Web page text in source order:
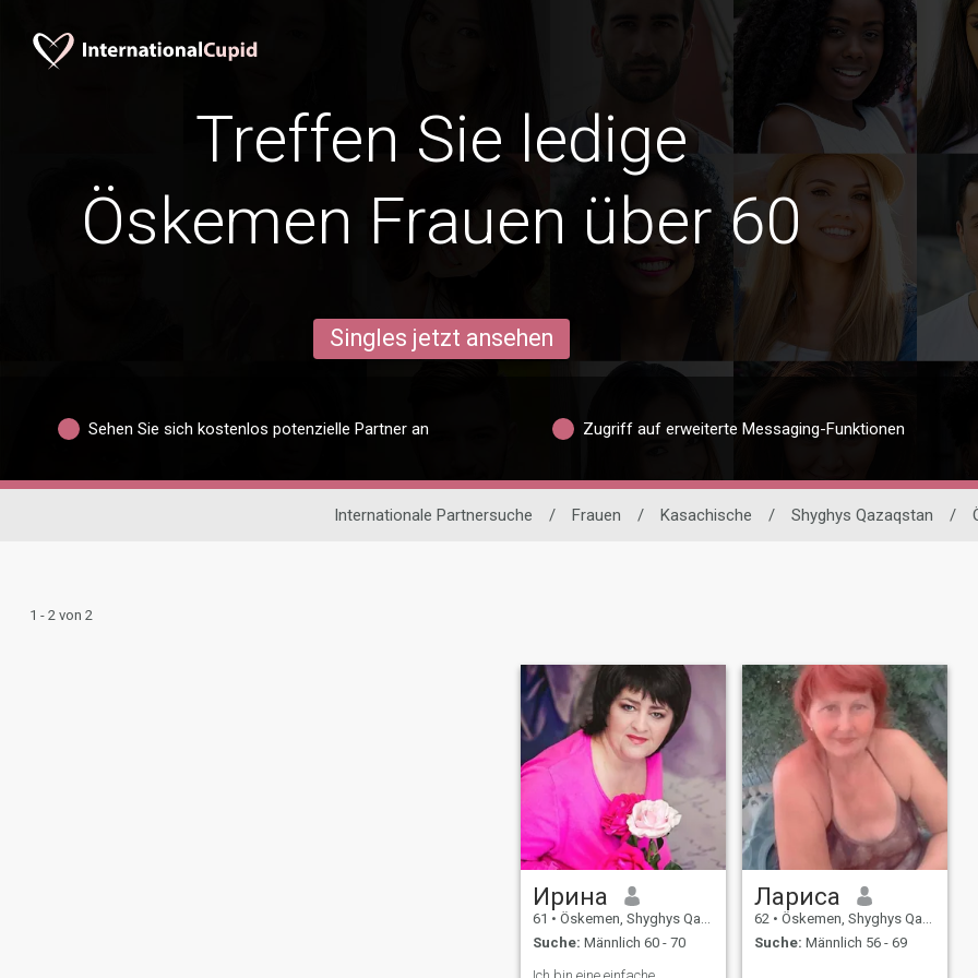
Treffen Sie ledige
Öskemen Frauen über 60
Singles jetzt ansehen
Sehen Sie sich kostenlos potenzielle Partner an Zugriff auf erweiterte Messaging-Funktionen
Internationale Partnersuche / Frauen / Kasachische / Shyghys Qazaqstan /
1 - 2 von 2
Ирина
61 • Öskemen, Shyghys Qazaqstan, Kasachstan
Suche: Männlich 60 - 70
Лариса
62 • Öskemen, Shyghys Qazaqstan, Kasachstan
Suche: Männlich 56 - 69